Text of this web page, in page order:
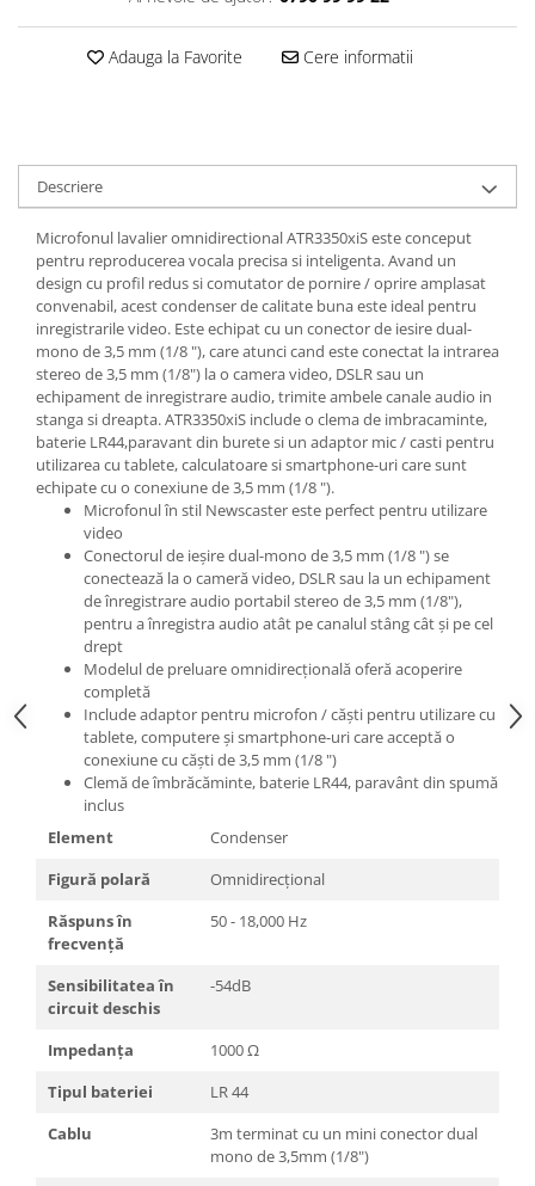
Casti cu fir
Microfoane
Headset-uri si lavaliere
Microfoane cu fir pentru live
Microfoane de captura
Microfoane pentru instrumente
Microfoane USB - Podcast, Gaming
Seturi de microfoane
Sisteme wireless
Mixere
Accesorii mixere
Mixere analogice
Mixere digitale
Mixere pentru DJ
Monitorizare In-Ear
Stative pentru Boxe
Stative pentru Microfoane
Adauga la Favorite Cere informatii
Descriere
Microfonul lavalier omnidirectional ATR3350xiS este conceput
pentru reproducerea vocala precisa si inteligenta. Avand un
design cu profil redus si comutator de pornire / oprire amplasat
convenabil, acest condenser de calitate buna este ideal pentru
inregistrarile video. Este echipat cu un conector de iesire dual-
mono de 3,5 mm (1/8 "), care atunci cand este conectat la intrarea
stereo de 3,5 mm (1/8") la o camera video, DSLR sau un
echipament de inregistrare audio, trimite ambele canale audio in
stanga si dreapta. ATR3350xiS include o clema de imbracaminte,
baterie LR44,paravant din burete si un adaptor mic / casti pentru
utilizarea cu tablete, calculatoare si smartphone-uri care sunt
echipate cu o conexiune de 3,5 mm (1/8 ").
Microfonul în stil Newscaster este perfect pentru utilizare
video
Conectorul de ieșire dual-mono de 3,5 mm (1/8 ") se
conectează la o cameră video, DSLR sau la un echipament
de înregistrare audio portabil stereo de 3,5 mm (1/8"),
pentru a înregistra audio atât pe canalul stâng cât și pe cel
drept
Modelul de preluare omnidirecțională oferă acoperire
completă
Include adaptor pentru microfon / căști pentru utilizare cu
tablete, computere și smartphone-uri care acceptă o
conexiune cu căști de 3,5 mm (1/8 ")
Clemă de îmbrăcăminte, baterie LR44, paravânt din spumă
inclus
Element
Condenser
Figură polară
Omnidirecțional
Răspuns în
frecvență
50 - 18,000 Hz
Sensibilitatea în
circuit deschis
-54dB
Impedanța
1000 Ω
Tipul bateriei
LR 44
Cablu
3m terminat cu un mini conector dual
mono de 3,5mm (1/8")